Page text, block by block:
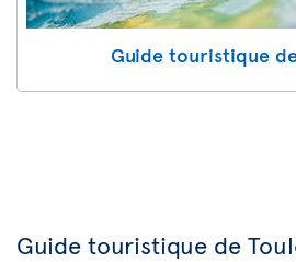
Guide touristique
Guide touristique de